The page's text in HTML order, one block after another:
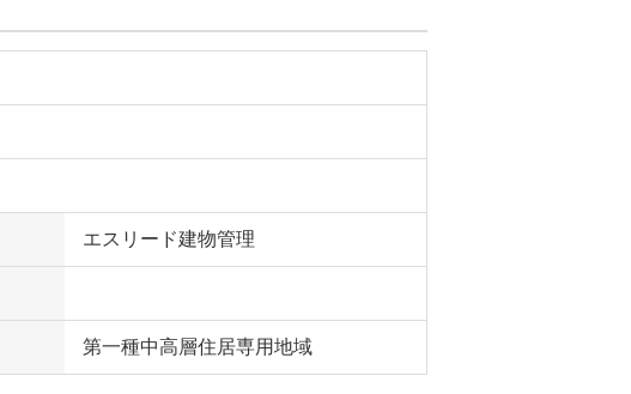
エスリード建物管理
第一種中高層住居専用地域